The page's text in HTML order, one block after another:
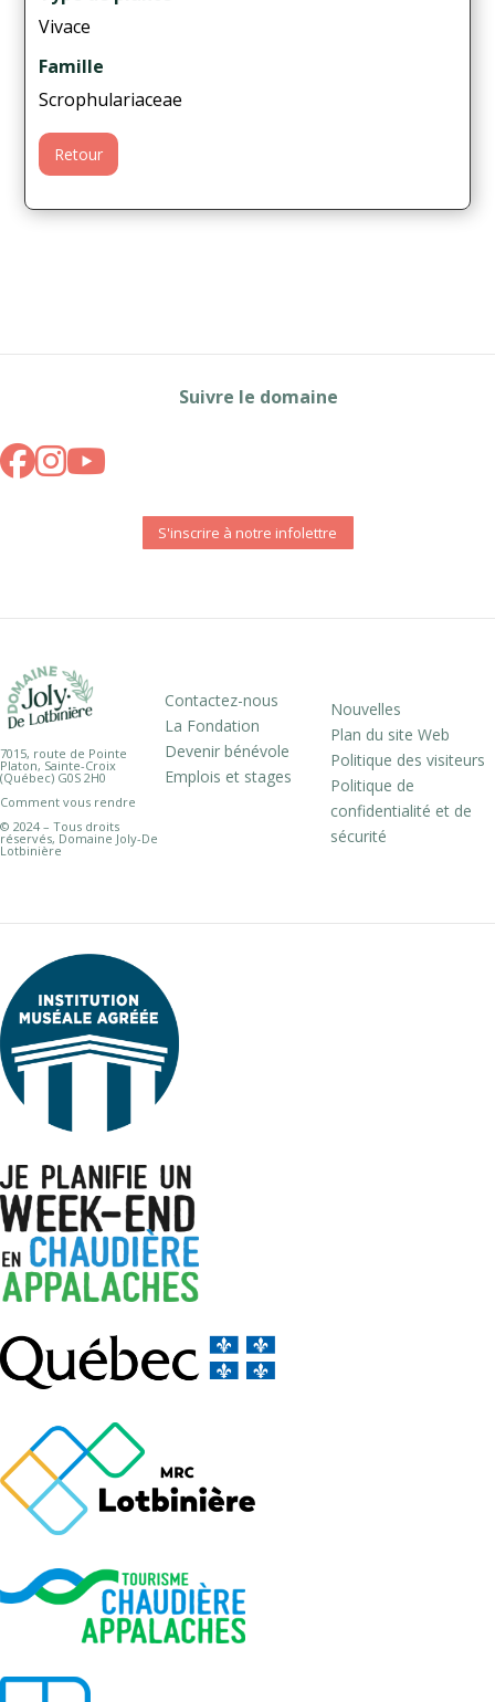
Vivace
Famille
Scrophulariaceae
Retour
Suivre le domaine
S'inscrire à notre infolettre
7015, route de Pointe
Platon, Sainte-Croix
(Québec) G0S 2H0
Comment vous rendre
© 2024 – Tous droits
réservés, Domaine Joly-De
Lotbinière
Contactez-nous
La Fondation
Devenir bénévole
Emplois et stages
Nouvelles
Plan du site Web
Politique des visiteurs
Politique de
confidentialité et de
sécurité